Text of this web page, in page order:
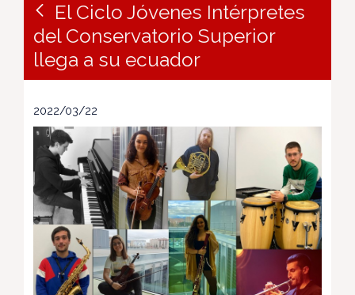
El Ciclo Jóvenes Intérpretes
del Conservatorio Superior
llega a su ecuador
2022/03/22